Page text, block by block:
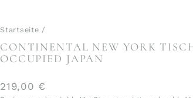
Startseite /
CONTINENTAL NEW YORK
OCCUPIED JAPAN
Normaler
219,00 €